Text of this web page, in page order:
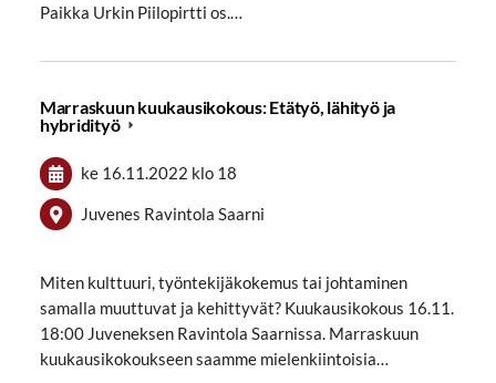
Paikka Urkin Piilopirtti os.…
Marraskuun kuukausikokous: Etätyö, lähityö ja
hybridityö
ke 16.11.2022 klo 18
Juvenes Ravintola Saarni
Miten kulttuuri, työntekijäkokemus tai johtaminen
samalla muuttuvat ja kehittyvät? Kuukausikokous 16.11.
18:00 Juveneksen Ravintola Saarnissa. Marraskuun
kuukausikokoukseen saamme mielenkiintoisia…